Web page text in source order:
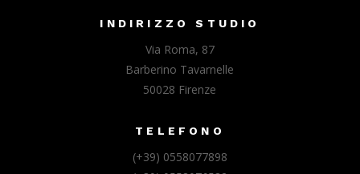
INDIRIZZO STUDIO
Via Roma, 87
Barberino Tavarnelle
50028 Firenze
TELEFONO
(+39) 0558077898